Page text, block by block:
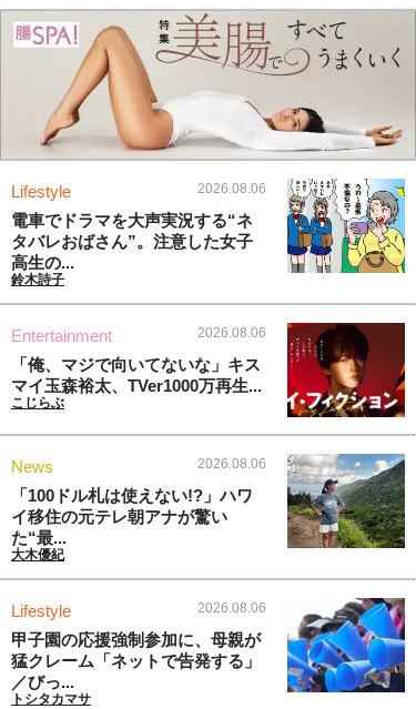
Lifestyle 2026.08.06
電車でドラマを大声実況する“ネ
タバレおばさん”。注意した女子
高生の...
鈴木詩子
Entertainment 2026.08.06
「俺、マジで向いてないな」キス
マイ玉森裕太、TVer1000万再生...
こじらぶ
News 2026.08.06
「100ドル札は使えない!?」ハワ
イ移住の元テレ朝アナが驚い
た“最...
大木優紀
Lifestyle 2026.08.06
甲子園の応援強制参加に、母親が
猛クレーム「ネットで告発する」
／びっ...
トシタカマサ